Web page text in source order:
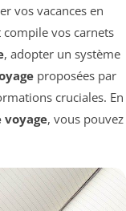
vos vacances en
compile vos carnets
, adopter un système
proposées par
cruciales. En
voyage, vous pouvez